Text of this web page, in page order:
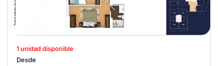
1 unidad disponible
Desde